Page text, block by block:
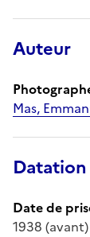
Auteur
Mas,
Datation
Date de
1938 (avant)